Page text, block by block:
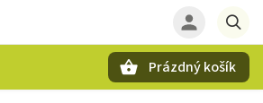
Prázdný košík